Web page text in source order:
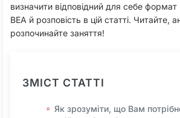
визначити відповідний для себе
BEA й розповість в цій статті. Читайте,
розпочинайте заняття!
ЗМІСТ СТАТТІ
Як зрозуміти, що Вам